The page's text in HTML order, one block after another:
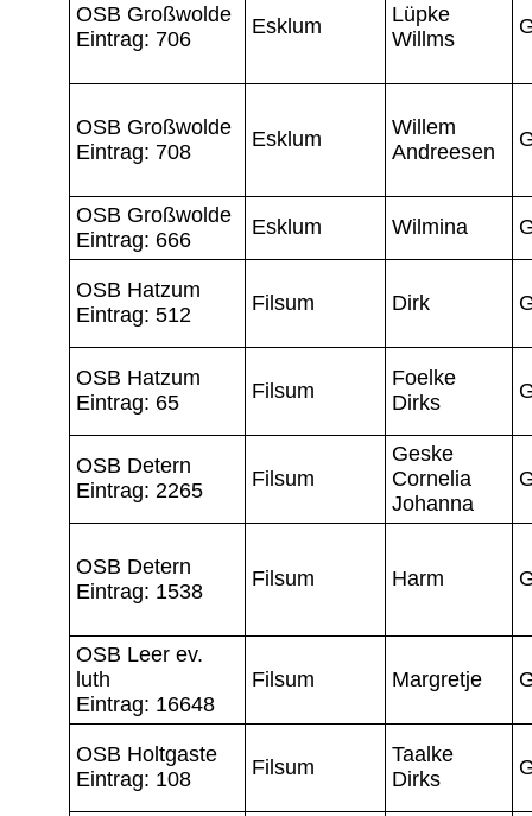
OSB Großwolde
Eintrag: 706
Esklum
Lüpke
Willms
OSB Großwolde
Eintrag: 708
Esklum
Willem
Andreesen
OSB Großwolde
Eintrag: 666
Esklum Wilmina
OSB Hatzum
Eintrag: 512
Filsum Dirk
OSB Hatzum
Eintrag: 65
Filsum
Foelke
Dirks
OSB Detern
Eintrag: 2265
Filsum
Geske
Cornelia
Johanna
OSB Detern
Eintrag: 1538
Filsum Harm
OSB Leer ev.
luth
Eintrag: 16648
Filsum Margretje
OSB Holtgaste
Eintrag: 108
Filsum
Taalke
Dirks